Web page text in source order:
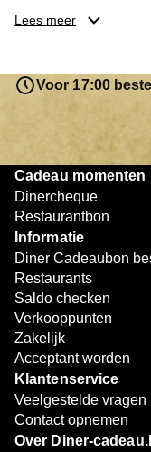
je keuze hebt
resterende bedrag
later worden
bijzondere
Lees meer
Voor 17:00
Cadeau momenten
Dinercheque
Restaurantbon
Informatie
Diner Cadeaubon
Restaurants
Saldo checken
Verkooppunten
Zakelijk
Acceptant worden
Klantenservice
Veelgestelde vragen
Contact opnemen
Over Diner-